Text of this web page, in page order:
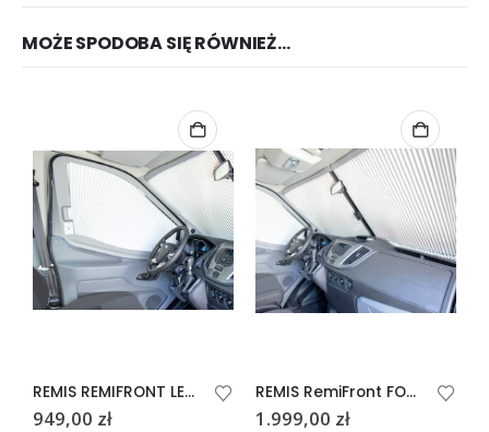
MOŻE SPODOBA SIĘ RÓWNIEŻ…
REMIS REMIFRONT LEWY FORD TRANSIT KOLOR SZARY
949,00 zł
REMIS RemiFront FORD TRANSIT
1.999,00 zł